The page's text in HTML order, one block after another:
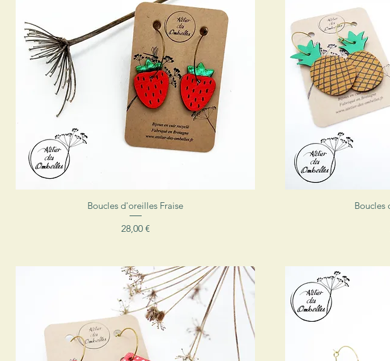
Aperçu rapide
Boucles d'oreilles Fraise
Prix
28,00 €
Boucles